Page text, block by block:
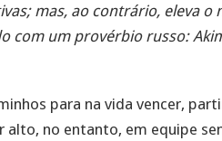
mas, ao contrário, eleva o
com um provérbio russo:
para na vida vencer,
no entanto, em equipe